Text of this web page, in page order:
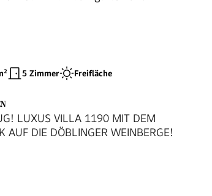
Absolute Privatsphäre!
5 Zimmer Freifläche
LUXUS VILLA 1190 MIT DEM
AUF DIE DÖBLINGER WEINBERGE!